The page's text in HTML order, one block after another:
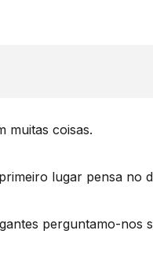
muitas coisas.
lugar pensa no
perguntamo-nos